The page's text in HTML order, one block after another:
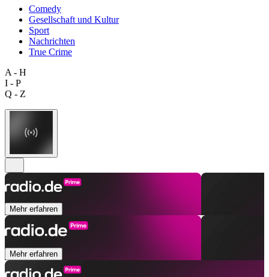
Comedy
Gesellschaft und Kultur
Sport
Nachrichten
True Crime
A - H
I - P
Q - Z
Mehr erfahren
Mehr erfahren